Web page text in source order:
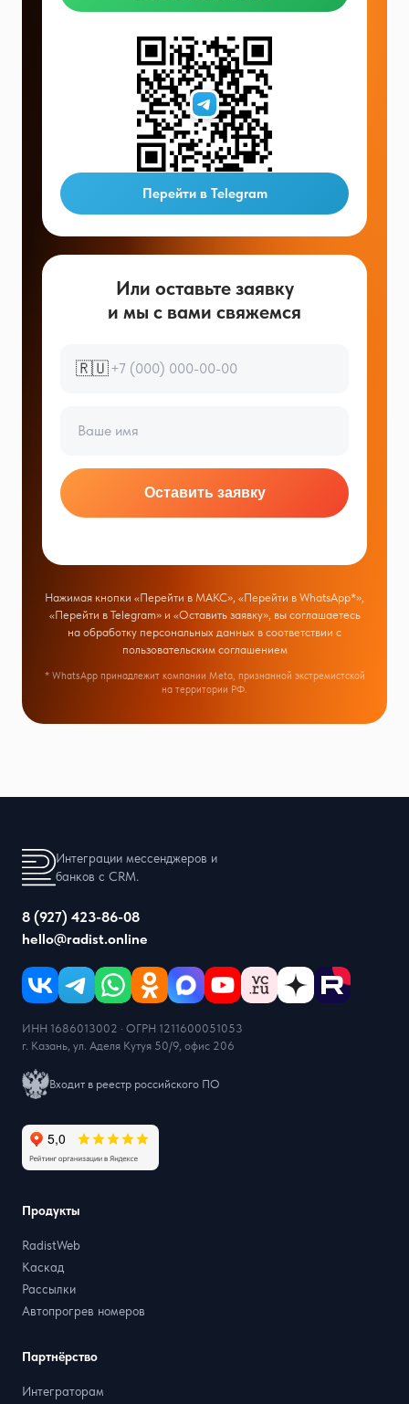
Перейти в Telegram
Или оставьте заявку
и мы с вами свяжемся
🇷🇺
Оставить заявку
Нажимая кнопки «Перейти в МАКС», «Перейти в WhatsApp*»,
«Перейти в Telegram» и «Оставить заявку», вы соглашаетесь
на обработку персональных данных в соответствии с
пользовательским соглашением
* WhatsApp принадлежит компании Meta, признанной экстремистской
на территории РФ.
Интеграции мессенджеров и
банков с CRM.
8 (927) 423-86-08
hello@radist.online
ИНН 1686013002 · ОГРН 1211600051053
г. Казань, ул. Аделя Кутуя 50/9, офис 206
Входит в реестр российского ПО
Продукты
RadistWeb
Каскад
Рассылки
Автопрогрев номеров
Партнёрство
Интеграторам